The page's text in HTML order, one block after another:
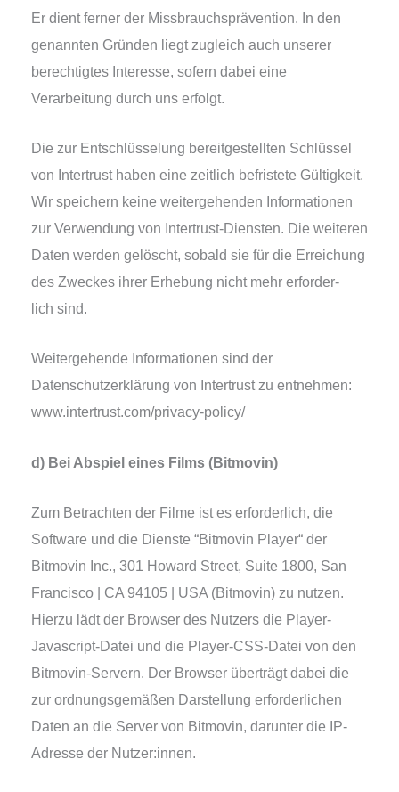
Er dient fer­ner der Missbrauchsprävention. In den
genann­ten Gründen liegt zugleich auch unse­rer
berech­tig­tes Interesse, sofern dabei eine
Verarbeitung durch uns erfolgt.
Die zur Entschlüsselung bereit­ge­stell­ten Schlüssel
von Intertrust haben eine zeit­lich befris­te­te Gültigkeit.
Wir spei­chern kei­ne wei­ter­ge­hen­den Informationen
zur Verwendung von Intertrust-Diensten. Die wei­te­ren
Daten wer­den gelöscht, sobald sie für die Erreichung
des Zweckes ihrer Erhebung nicht mehr erfor­der­
lich sind.
Weitergehende Informationen sind der
Datenschutzerklärung von Intertrust zu ent­neh­men:
www.intertrust.com/privacy-policy/
d) Bei Abspiel eines Films (Bitmovin)
Zum Betrachten der Filme ist es erfor­der­lich, die
Software und die Dienste “Bitmovin Player“ der
Bitmovin Inc., 301 Howard Street, Suite 1800, San
Francisco | CA 94105 | USA (Bitmovin) zu nut­zen.
Hierzu lädt der Browser des Nutzers die Player-
Javascript-Datei und die Player-CSS-Datei von den
Bitmovin-Servern. Der Browser über­trägt dabei die
zur ord­nungs­ge­mä­ßen Darstellung erfor­der­li­chen
Daten an die Server von Bitmovin, dar­un­ter die IP-
Adresse der Nutzer:innen.